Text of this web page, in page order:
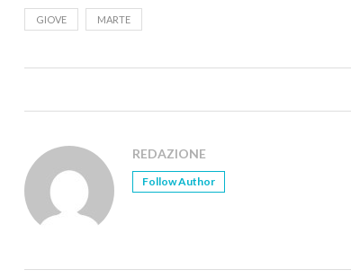
GIOVE MARTE
REDAZIONE
Follow Author